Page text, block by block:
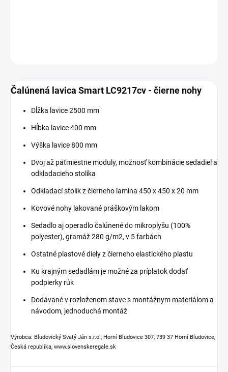
Čalúnená lavica Smart LC9217cv - čierne nohy
Dĺžka lavice 2500 mm
Hĺbka lavice 400 mm
Výška lavice 800 mm
Dvoj až päťmiestne moduly, možnosť kombinácie sedadiel a
odkladacieho stolíka
Odkladací stolík z čierneho lamina 450 x 450 x 20 mm
Kovové nohy lakované práškovým lakom
Sedadlo aj operadlo čalúnené do mikroplyšu (100%
polyester), gramáž 280 g/m2, v 5 farbách
Ostatné plastové diely z čierneho elastického plastu
Ku krajným sedadlám je možné za príplatok dodať
podpierky rúk
Dodávané v rozloženom stave s montážnym materiálom a
návodom, jednoduchá montáž
Výrobca: Bludovický Svatý Ján s.r.o., Horní Bludovice 307, 739 37 Horní Bludovice,
Česká republika, www.slovenskeregale.sk